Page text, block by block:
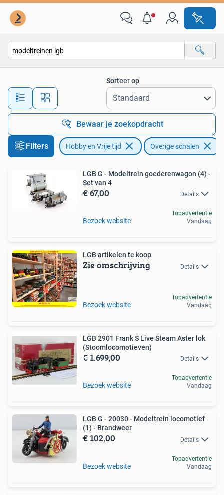
Alle afstanden…
Sorteer op
Bewaar je zoekopdracht
Filters Hobby en Vrije tijd Overige schalen
LGB G - Modeltrein goederenwagon (4) -
Set van 4
€ 67,00 Details
Bezoek website
Topadvertentie
Vandaag
LGB artikelen te koop
Zie omschrijving Details
Bezoek website
Topadvertentie
Vandaag
LGB 2901 Frank S Live Steam Aster lok
(Stoomlocomotieven)
€ 1.699,00 Details
Bezoek website
Topadvertentie
Vandaag
LGB G - 20030 - Modeltrein locomotief
(1) - Brandweer
€ 102,00 Details
Bezoek website
Topadvertentie
Vandaag